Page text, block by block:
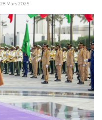
Mars 2025